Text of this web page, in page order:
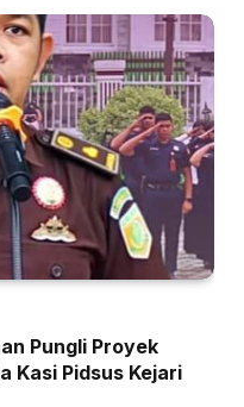
Pungli Proyek
Kasi Pidsus Kejari